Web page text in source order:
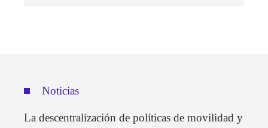
Noticias
La descentralización de políticas de movilidad y